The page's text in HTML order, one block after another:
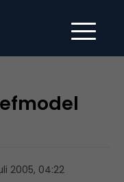
2005, 04:22